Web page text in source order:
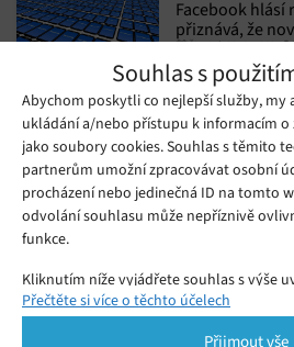
Souhlas s
Abychom poskytli co nejlepší služby, my
ukládání a/nebo přístupu k informacím o
jako soubory cookies. Souhlas s těmito
partnerům umožní zpracovávat osobní
procházení nebo jedinečná ID na tomto
odvolání souhlasu může nepříznivě
funkce.
Kliknutím níže vyjádřete souhlas s výše
podrobnější rozhodnutí. Vaše volby
Přečtěte si více o těchto účelech
Přijmout vše
Facebook hlásí
přiznává, že
regulačních
negativní vliv
Čtvrtek 29. 04. 2021
Asociace
vrátila jméno
rekordmanů,
výsledků
Úterý 23. 06. 2020
Čísla
2 mají
Prodeje na
Vánoci